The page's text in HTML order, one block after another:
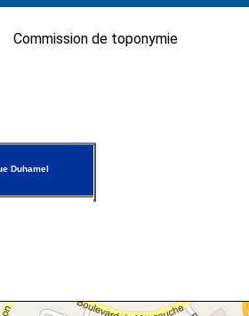
Commission de toponymie
Duhamel